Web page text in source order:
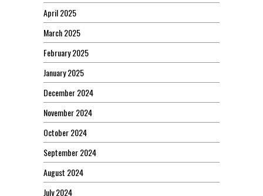
April 2025
March 2025
February 2025
January 2025
December 2024
November 2024
October 2024
September 2024
August 2024
July 2024